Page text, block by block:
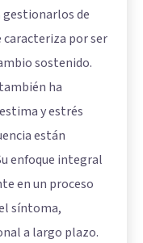
de
caracteriza por ser
sostenido.
ha
y estrés
están
enfoque integral
en un proceso
síntoma,
a largo plazo.